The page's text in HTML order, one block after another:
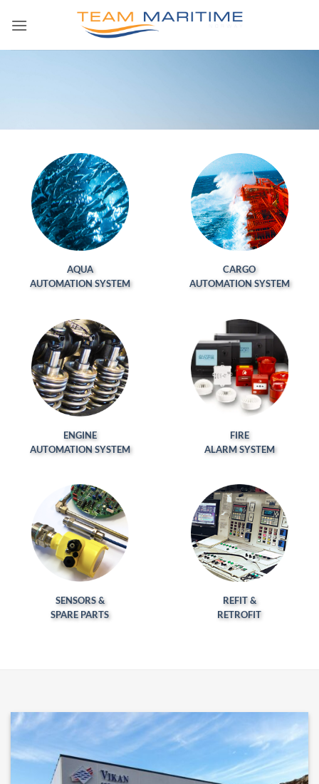
AQUA
AUTOMATION SYSTEM
CARGO
AUTOMATION SYSTEM
ENGINE
AUTOMATION SYSTEM
FIRE
ALARM SYSTEM
SENSORS &
SPARE PARTS
REFIT &
RETROFIT